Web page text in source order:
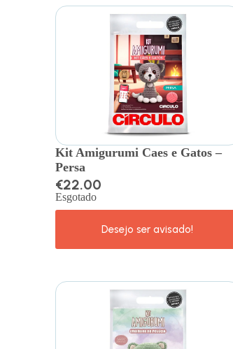
Kit Amigurumi Caes e Gatos –
Persa
€22.00
Esgotado